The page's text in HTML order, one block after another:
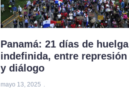
Panamá: 21 días de huelga
indefinida, entre represión
y diálogo
mayo 13, 2025